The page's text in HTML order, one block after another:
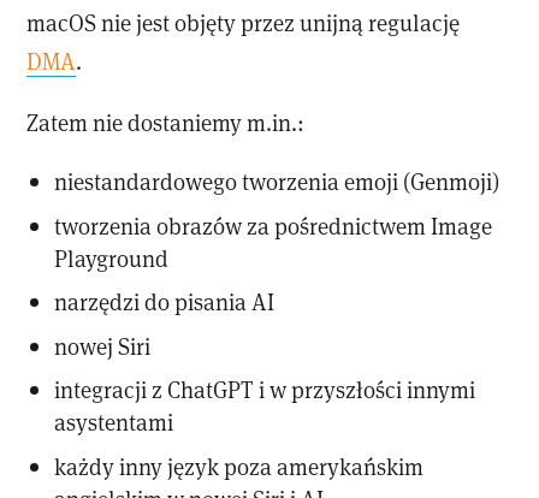
macOS nie jest objęty przez unijną regulację
DMA.
Zatem nie dostaniemy m.in.:
niestandardowego tworzenia emoji (Genmoji)
tworzenia obrazów za pośrednictwem Image
Playground
narzędzi do pisania AI
nowej Siri
integracji z ChatGPT i w przyszłości innymi
asystentami
każdy inny język poza amerykańskim